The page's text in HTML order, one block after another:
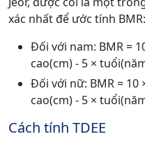
xác nhất để ước tính BMR:
Đối với nam: BMR =
cao(cm) - 5 ×
Đối với nữ: BMR = 10
cao(cm) - 5 ×
Cách tính TDEE